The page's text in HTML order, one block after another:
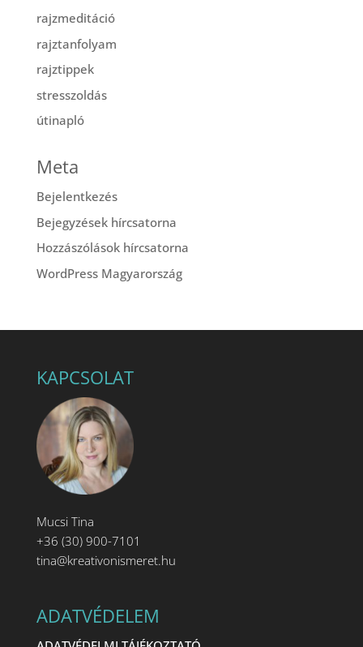
rajzmeditáció
rajztanfolyam
rajztippek
stresszoldás
útinapló
Meta
Bejelentkezés
Bejegyzések hírcsatorna
Hozzászólások hírcsatorna
WordPress Magyarország
KAPCSOLAT
Mucsi Tina
+36 (30) 900-7101
tina@kreativonismeret.hu
ADATVÉDELEM